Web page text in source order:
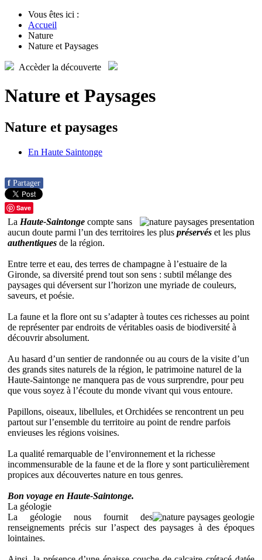
Vous êtes ici :
Accueil
Nature
Nature et Paysages
Accèderla découverte
Nature et Paysages
Nature et paysages
En Haute Saintonge
f Partager
Save
La Haute-Saintonge compte sans
aucun doute parmi l’un des territoires les plus préservés et les plus
authentiques de la région.
Entre terre et eau, des terres de champagne à l’estuaire de la
Gironde, sa diversité prend tout son sens : subtil mélange des
paysages qui déversent sur l’horizon une myriade de couleurs,
saveurs, et poésie.
La faune et la flore ont su s’adapter à toutes ces richesses au point
de représenter par endroits de véritables oasis de biodiversité à
découvrir absolument.
Au hasard d’un sentier de randonnée ou au cours de la visite d’un
des grands sites naturels de la région, le patrimoine naturel de la
Haute-Saintonge ne manquera pas de vous surprendre, pour peu
que vous soyez à l’écoute du monde vivant qui vous entoure.
Papillons, oiseaux, libellules, et Orchidées se rencontrent un peu
partout sur l’ensemble du territoire au point de rendre parfois
envieuses les régions voisines.
La qualité remarquable de l’environnement et la richesse
incommensurable de la faune et de la flore y sont particulièrement
propices aux découvertes nature en tous genres.
Bon voyage en Haute-Saintonge.
La géologie
La géologie nous fournit des
renseignements précis sur l’aspect des paysages à des époques
lointaines.